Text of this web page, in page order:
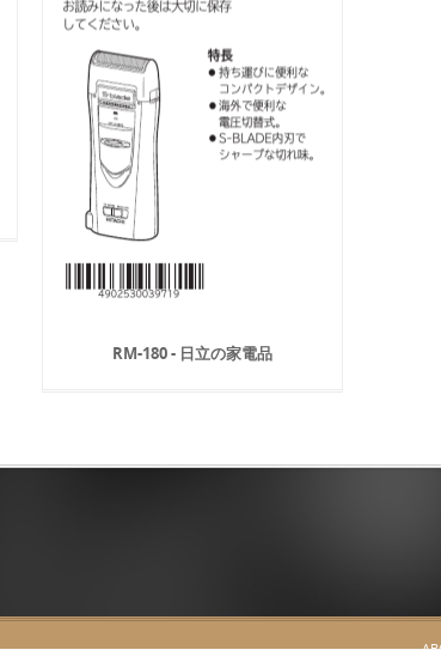
RM-180 - 日立の家電品